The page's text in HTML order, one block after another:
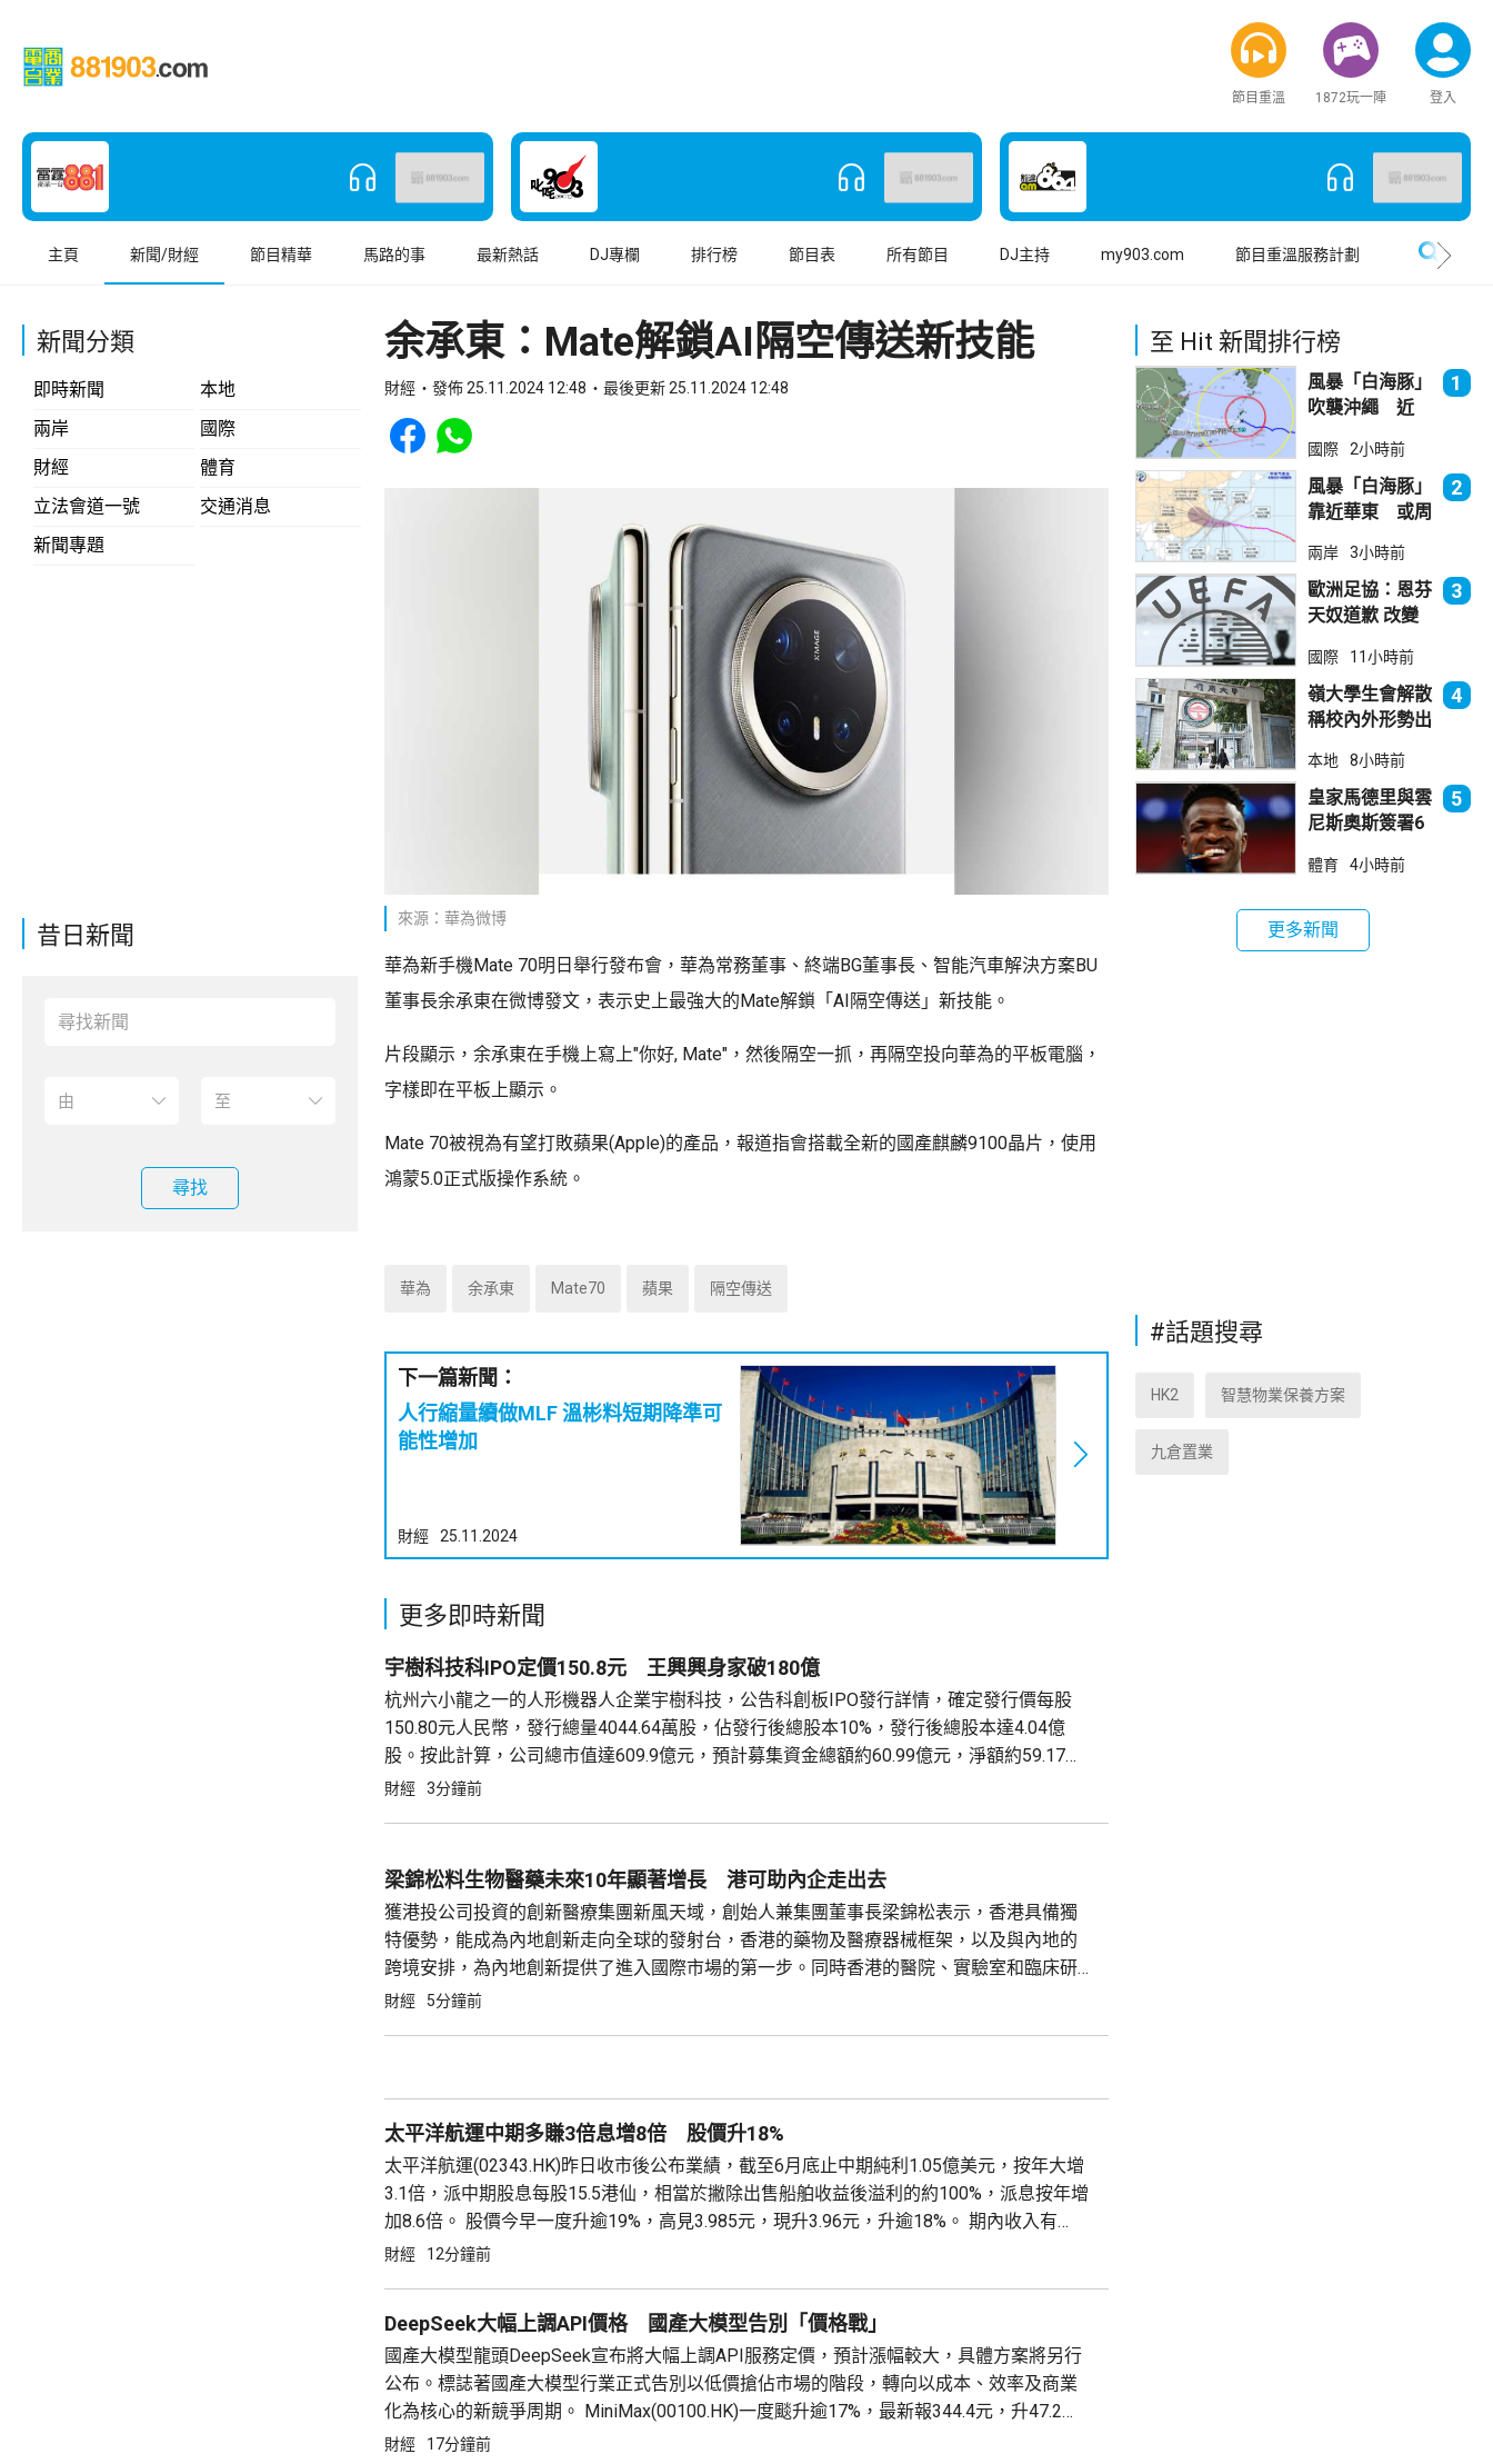
節目重溫 1872玩一陣 登入
主頁 新聞/財經 節目精華 馬路的事 最新熱話 DJ專欄 排行榜 節目表 所有節目 DJ主持 my903.com 節目重溫服務計劃
新聞分類
即時新聞
本地
兩岸
國際
財經
體育
立法會道一號
交通消息
新聞專題
昔日新聞
尋找
余承東：Mate解鎖AI隔空傳送新技能
財經 發佈 25.11.2024 12:48 最後更新 25.11.2024 12:48
Share to Facebook
Share to WhatsApp
來源：華為微博
華為新手機Mate 70明日舉行發布會，華為常務董事、終端BG董事長、智能汽車解決方案BU
董事長余承東在微博發文，表示史上最強大的Mate解鎖「AI隔空傳送」新技能。
片段顯示，余承東在手機上寫上"你好, Mate"，然後隔空一抓，再隔空投向華為的平板電腦，
字樣即在平板上顯示。
Mate 70被視為有望打敗蘋果(Apple)的產品，報道指會搭載全新的國產麒麟9100晶片，使用
鴻蒙5.0正式版操作系統。
華為 余承東 Mate70 蘋果 隔空傳送
下一篇新聞：
人行縮量續做MLF 溫彬料短期降準可
能性增加
財經 25.11.2024
更多即時新聞
宇樹科技科IPO定價150.8元 王興興身家破180億
杭州六小龍之一的人形機器人企業宇樹科技，公告科創板IPO發行詳情，確定發行價每股
150.80元人民幣，發行總量4044.64萬股，佔發行後總股本10%，發行後總股本達4.04億
股。按此計算，公司總市值達609.9億元，預計募集資金總額約60.99億元，淨額約59.17億
元，創下人形機器人行業募資規模新高。 1990年出生的創始人、董事長兼總經理王興興，
財經 3分鐘前
梁錦松料生物醫藥未來10年顯著增長 港可助內企走出去
獲港投公司投資的創新醫療集團新風天域，創始人兼集團董事長梁錦松表示，香港具備獨
特優勢，能成為內地創新走向全球的發射台，香港的藥物及醫療器械框架，以及與內地的
跨境安排，為內地創新提供了進入國際市場的第一步。同時香港的醫院、實驗室和臨床研
究均按全球基準運作。而且香港具有全球資本與連接性，香港的金融市場與專業服務，正
財經 5分鐘前
太平洋航運中期多賺3倍息增8倍 股價升18%
太平洋航運(02343.HK)昨日收市後公布業績，截至6月底止中期純利1.05億美元，按年大增
3.1倍，派中期股息每股15.5港仙，相當於撇除出售船舶收益後溢利的約100%，派息按年增
加8.6倍。 股價今早一度升逾19%，高見3.985元，現升3.96元，升逾18%。 期內收入有
11.05億美元，按年多8.5%。 行政總裁Martin Fruergaard指，年內乾散貨運市場持續走強，
財經 12分鐘前
DeepSeek大幅上調API價格 國產大模型告別「價格戰」
國產大模型龍頭DeepSeek宣布將大幅上調API服務定價，預計漲幅較大，具體方案將另行
公布。標誌著國產大模型行業正式告別以低價搶佔市場的階段，轉向以成本、效率及商業
化為核心的新競爭周期。 MiniMax(00100.HK)一度颷升逾17%，最新報344.4元，升47.2
元，升近16%；智譜(02513.HK)一度升16%，最新報1236元，升149元，升13%。 分析指，
財經 17分鐘前
至 Hit 新聞排行榜
風暴「白海豚」
吹襲沖繩 近
1
國際 2小時前
風暴「白海豚」
靠近華東 或周
2
兩岸 3小時前
歐洲足協：恩芬
天奴道歉 改變
立場
3
國際 11小時前
嶺大學生會解散
稱校內外形勢出
4
本地 8小時前
皇家馬德里與雲
尼斯奧斯簽署6
5
體育 4小時前
更多新聞
#話題搜尋
HK2 智慧物業保養方案
九倉置業